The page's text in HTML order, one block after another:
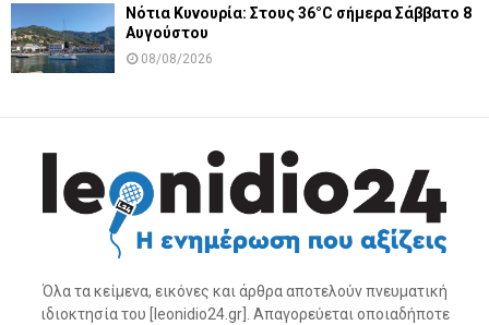
Νότια Κυνουρία: Στους 36°C σήμερα Σάββατο 8
Αυγούστου
08/08/2026
Όλα τα κείμενα, εικόνες και άρθρα αποτελούν πνευματική
ιδιοκτησία του [leonidio24.gr]. Απαγορεύεται οποιαδήποτε